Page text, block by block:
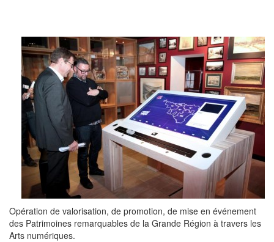
Opération de valorisation, de promotion, de mise en événement
des Patrimoines remarquables de la Grande Région à travers les
Arts numériques.